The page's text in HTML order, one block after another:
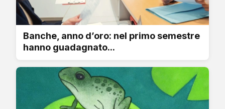
Banche, anno d’oro: nel primo semestre
hanno guadagnato...